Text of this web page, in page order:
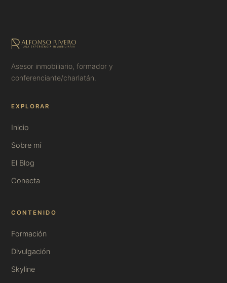
Asesor inmobiliario, formador y
conferenciante/charlatán.
EXPLORAR
Inicio
Sobre mí
El Blog
Conecta
CONTENIDO
Formación
Divulgación
Skyline